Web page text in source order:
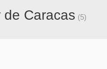
Caracas (5)